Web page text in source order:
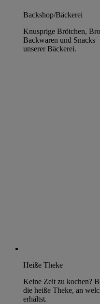
Backshop/Bäckerei
Knusprige Brötchen,
Backwaren und Snacks
unserer Bäckerei.
Heiße Theke
Keine Zeit zu kochen?
die heiße Theke, an
erhältst.